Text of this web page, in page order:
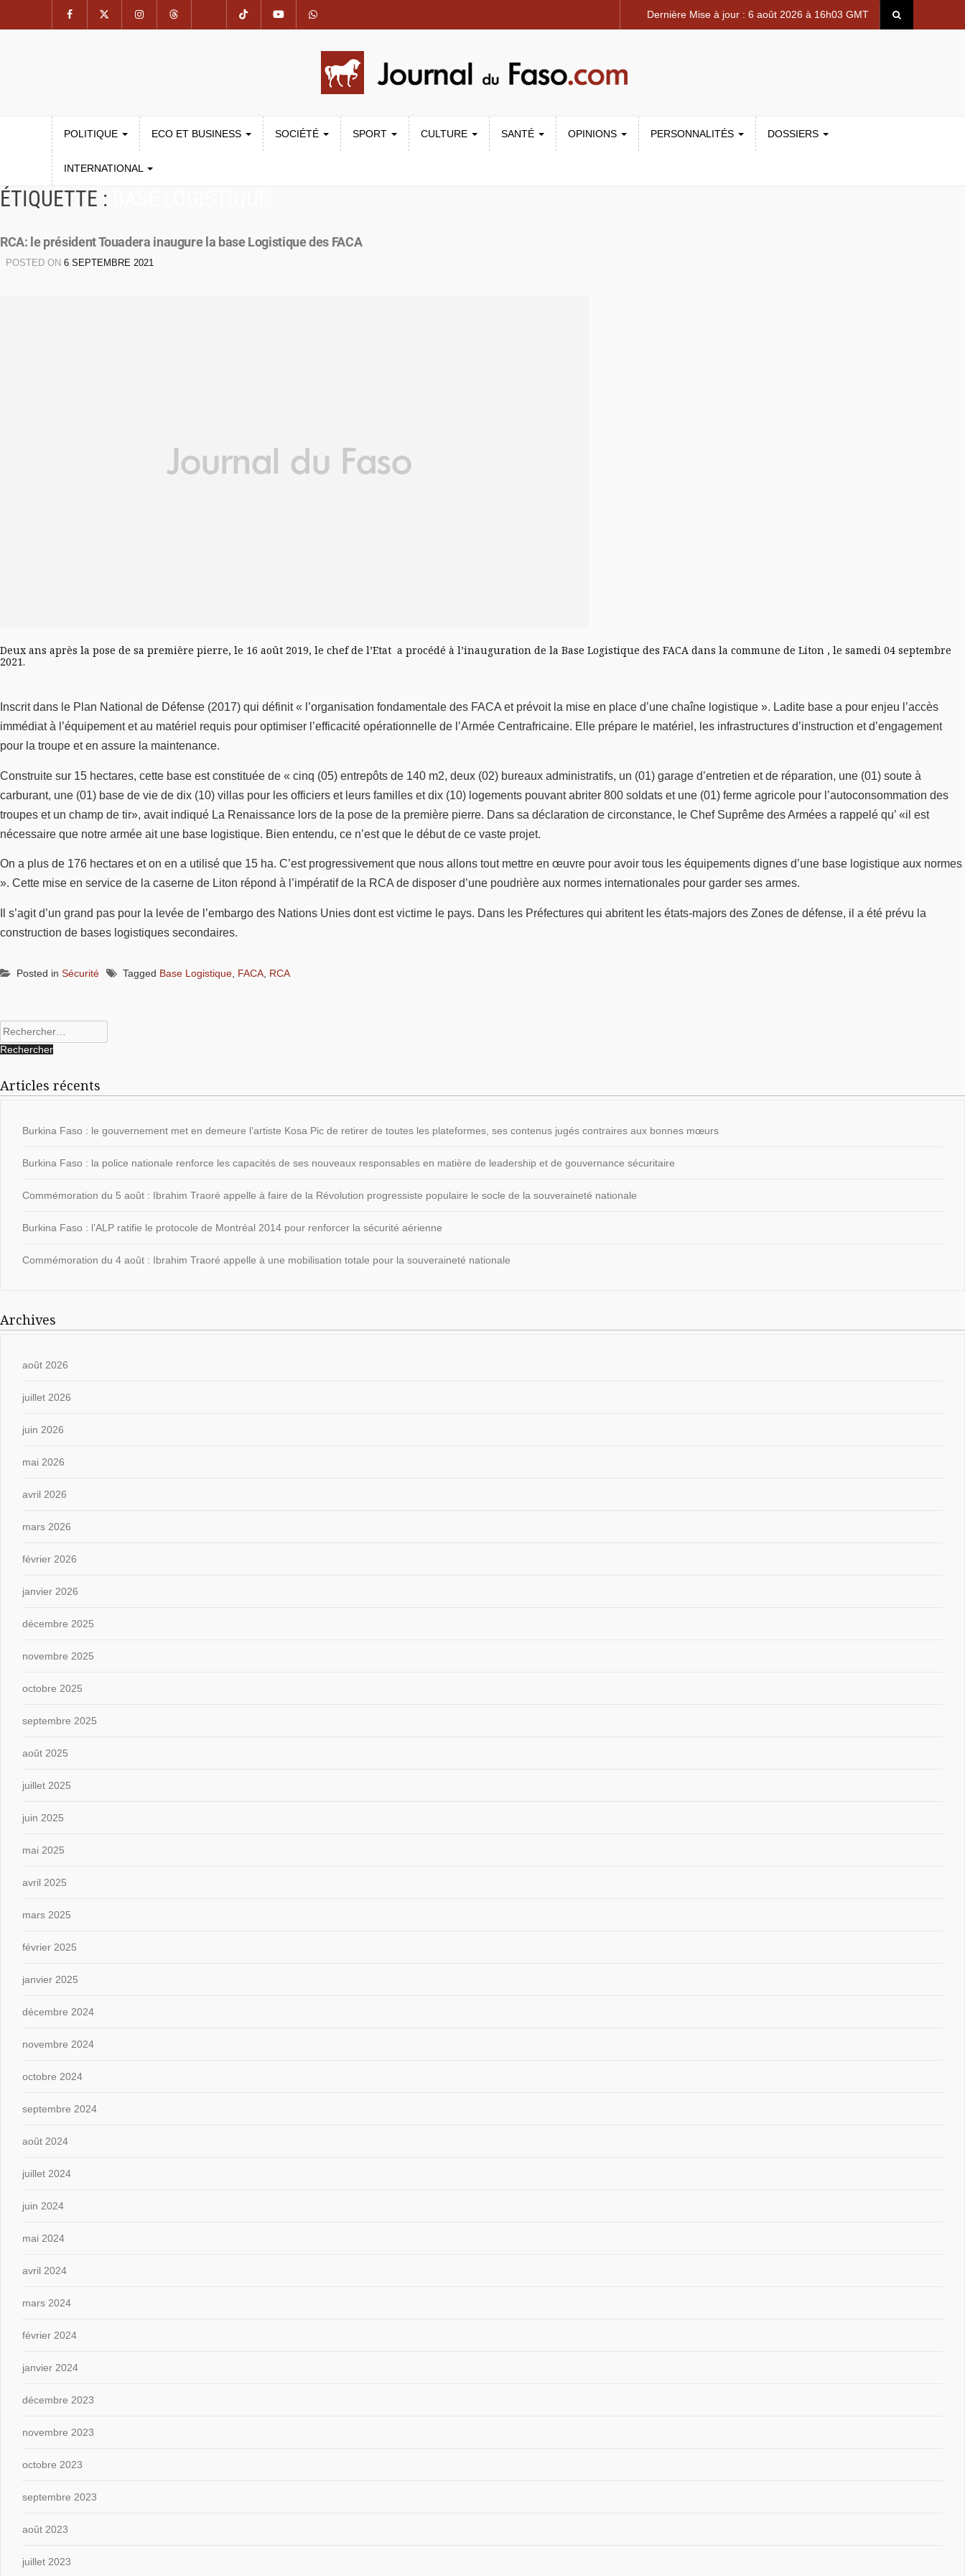
Dernière Mise à jour : 6 août 2026 à 16h03 GMT
POLITIQUE ECO ET BUSINESS SOCIÉTÉ SPORT CULTURE SANTÉ OPINIONS PERSONNALITÉS DOSSIERS
INTERNATIONAL
ÉTIQUETTE :
RCA: le président Touadera inaugure la base Logistique des FACA
POSTED ON 6 SEPTEMBRE 2021
Deux ans après la pose de sa première pierre, le 16 août 2019, le chef de l’Etat a procédé à l’inauguration de la Base Logistique des FACA dans la commune de Liton , le samedi 04 septembre
2021.
Inscrit dans le Plan National de Défense (2017) qui définit « l’organisation fondamentale des FACA et prévoit la mise en place d’une chaîne logistique ». Ladite base a pour enjeu l’accès
immédiat à l’équipement et au matériel requis pour optimiser l’efficacité opérationnelle de l’Armée Centrafricaine. Elle prépare le matériel, les infrastructures d’instruction et d’engagement
pour la troupe et en assure la maintenance.
Construite sur 15 hectares, cette base est constituée de « cinq (05) entrepôts de 140 m2, deux (02) bureaux administratifs, un (01) garage d’entretien et de réparation, une (01) soute à
carburant, une (01) base de vie de dix (10) villas pour les officiers et leurs familles et dix (10) logements pouvant abriter 800 soldats et une (01) ferme agricole pour l’autoconsommation des
troupes et un champ de tir», avait indiqué La Renaissance lors de la pose de la première pierre. Dans sa déclaration de circonstance, le Chef Suprême des Armées a rappelé qu’ «il est
nécessaire que notre armée ait une base logistique. Bien entendu, ce n’est que le début de ce vaste projet.
On a plus de 176 hectares et on en a utilisé que 15 ha. C’est progressivement que nous allons tout mettre en œuvre pour avoir tous les équipements dignes d’une base logistique aux normes
». Cette mise en service de la caserne de Liton répond à l’impératif de la RCA de disposer d’une poudrière aux normes internationales pour garder ses armes.
Il s’agit d’un grand pas pour la levée de l’embargo des Nations Unies dont est victime le pays. Dans les Préfectures qui abritent les états-majors des Zones de défense, il a été prévu la
construction de bases logistiques secondaires.
Posted in Sécurité Tagged Base Logistique FACA RCA
Rechercher :
Articles récents
Burkina Faso : le gouvernement met en demeure l’artiste Kosa Pic de retirer de toutes les plateformes, ses contenus jugés contraires aux bonnes mœurs
Burkina Faso : la police nationale renforce les capacités de ses nouveaux responsables en matière de leadership et de gouvernance sécuritaire
Commémoration du 5 août : Ibrahim Traoré appelle à faire de la Révolution progressiste populaire le socle de la souveraineté nationale
Burkina Faso : l’ALP ratifie le protocole de Montréal 2014 pour renforcer la sécurité aérienne
Commémoration du 4 août : Ibrahim Traoré appelle à une mobilisation totale pour la souveraineté nationale
Archives
août 2026
juillet 2026
juin 2026
mai 2026
avril 2026
mars 2026
février 2026
janvier 2026
décembre 2025
novembre 2025
octobre 2025
septembre 2025
août 2025
juillet 2025
juin 2025
mai 2025
avril 2025
mars 2025
février 2025
janvier 2025
décembre 2024
novembre 2024
octobre 2024
septembre 2024
août 2024
juillet 2024
juin 2024
mai 2024
avril 2024
mars 2024
février 2024
janvier 2024
décembre 2023
novembre 2023
octobre 2023
septembre 2023
août 2023
juillet 2023